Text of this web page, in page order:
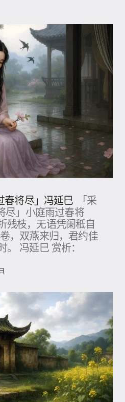
春将尽」冯延巳
「采
尽」小庭雨过春将
残枝，无语凭阑秪自
，双燕来归，君约佳
。 冯延巳 赏析：